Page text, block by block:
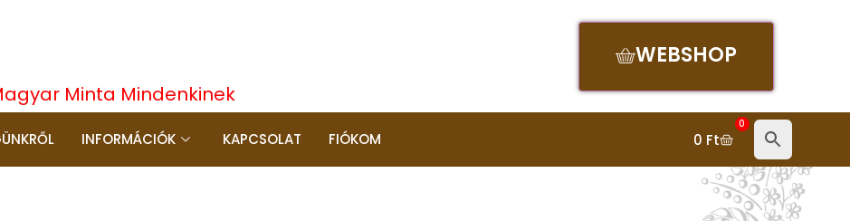
Minta Mindenkinek
WEBSHOP
INFORMÁCIÓK KAPCSOLAT FIÓKOM 0 Ft
0